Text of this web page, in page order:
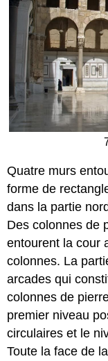
Quatre murs
forme de
dans la partie
Des colonnes de
entourent la cour
colonnes. La
arcades qui
colonnes de
premier niveau
circulaires et le
Toute la face de